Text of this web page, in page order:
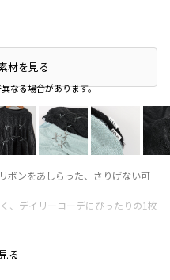
なる場合があります。
材を見る
地のトレーナー♪
ボンをあしらった、さりげない可
、デイリーコーデにぴったりの1枚
る